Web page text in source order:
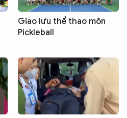
Giao lưu thể thao môn
Pickleball